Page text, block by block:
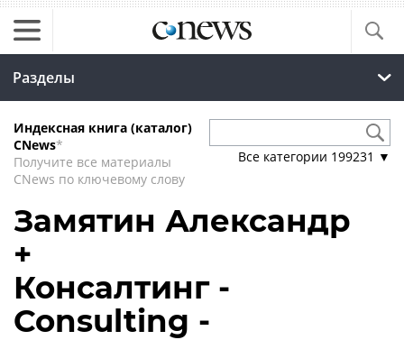
Разделы
Индексная книга (каталог)
CNews*
Получите все материалы
CNews по ключевому слову
Все категории 199231 ▼
Замятин Александр
+
Консалтинг -
Consulting -